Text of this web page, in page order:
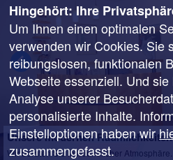
Unsere modernen Räumlichkeiten
Wir beraten Sie in freundlicher Atmosphäre.
Hingehört: Ihre
Um Ihnen einen optimalen
verwenden wir Cookies. Sie
reibungslosen, funktionalen
Webseite essenziell. Und
Analyse unserer
personalisierte Inhalte.
Einstelloptionen haben wir
zusammengefasst.